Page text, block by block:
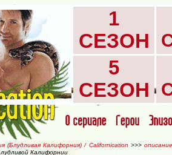
1
СЕЗОН
5
СЕЗОН
(Блудливая Калифорния) / Californication >>>
Калифорнии